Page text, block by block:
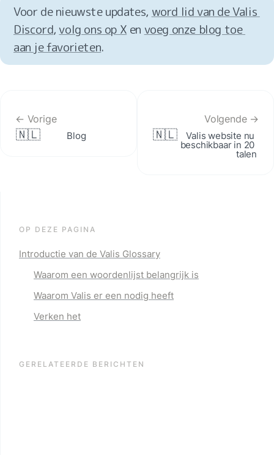
Voor de nieuwste updates, word lid van de Valis
Discord, volg ons op X en voeg onze blog toe
aan je favorieten.
← Vorige
🇳🇱 Blog
Volgende →
🇳🇱 Valis website nu
beschikbaar in 20
talen
OP DEZE PAGINA
Introductie van de Valis Glossary
Waarom een woordenlijst belangrijk is
Waarom Valis er een nodig heeft
Verken het
GERELATEERDE BERICHTEN